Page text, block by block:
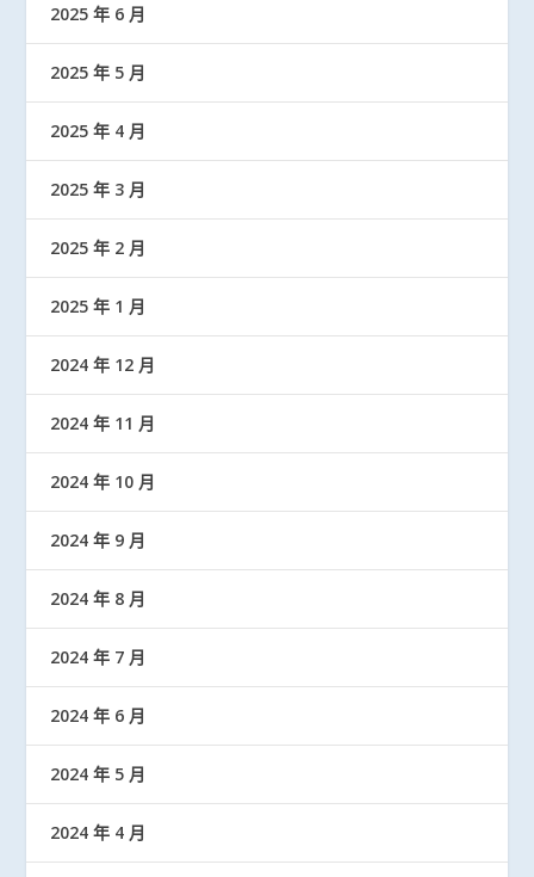
2025 年 6 月
2025 年 5 月
2025 年 4 月
2025 年 3 月
2025 年 2 月
2025 年 1 月
2024 年 12 月
2024 年 11 月
2024 年 10 月
2024 年 9 月
2024 年 8 月
2024 年 7 月
2024 年 6 月
2024 年 5 月
2024 年 4 月